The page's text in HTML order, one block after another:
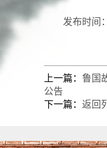
发布时间
上一篇： 鲁国
公告
下一篇： 返回